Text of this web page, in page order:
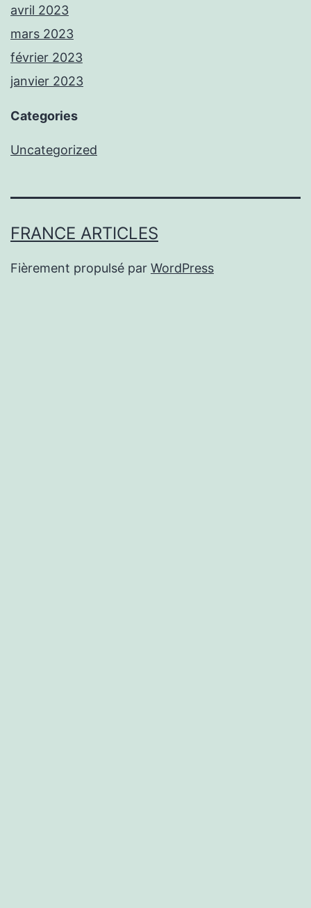
avril 2023
mars 2023
février 2023
janvier 2023
Categories
Uncategorized
FRANCE ARTICLES
Fièrement propulsé par WordPress